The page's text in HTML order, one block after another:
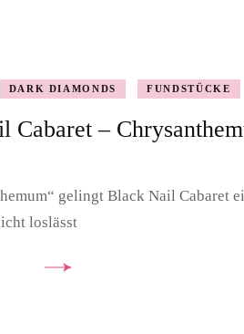
PORTRAIT
DARK DIAMONDS FUNDSTÜCKE
Cabaret –
gelingt Black Nail Cabaret
loslässt